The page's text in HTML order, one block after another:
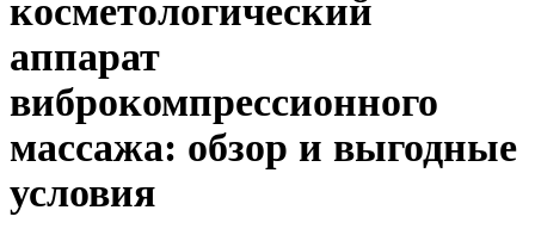
косметологический
аппарат
виброкомпрессионного
массажа: обзор и выгодные
условия